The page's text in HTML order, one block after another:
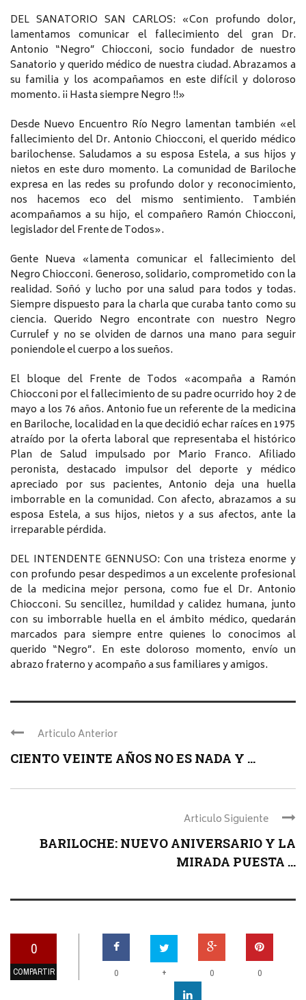
DEL SANATORIO SAN CARLOS: «Con profundo dolor,
lamentamos comunicar el fallecimiento del gran Dr.
Antonio “Negro” Chiocconi, socio fundador de nuestro
Sanatorio y querido médico de nuestra ciudad. Abrazamos a
su familia y los acompañamos en este difícil y doloroso
momento. ¡¡ Hasta siempre Negro !!»
Desde Nuevo Encuentro Río Negro lamentan también «el
fallecimiento del Dr. Antonio Chiocconi, el querido médico
barilochense. Saludamos a su esposa Estela, a sus hijos y
nietos en este duro momento. La comunidad de Bariloche
expresa en las redes su profundo dolor y reconocimiento,
nos hacemos eco del mismo sentimiento. También
acompañamos a su hijo, el compañero Ramón Chiocconi,
legislador del Frente de Todos».
Gente Nueva «lamenta comunicar el fallecimiento del
Negro Chiocconi. Generoso, solidario, comprometido con la
realidad. Soñó y lucho por una salud para todos y todas.
Siempre dispuesto para la charla que curaba tanto como su
ciencia. Querido Negro encontrate con nuestro Negro
Currulef y no se olviden de darnos una mano para seguir
poniendole el cuerpo a los sueños.
El bloque del Frente de Todos «acompaña a Ramón
Chiocconi por el fallecimiento de su padre ocurrido hoy 2 de
mayo a los 76 años. Antonio fue un referente de la medicina
en Bariloche, localidad en la que decidió echar raíces en 1975
atraído por la oferta laboral que representaba el histórico
Plan de Salud impulsado por Mario Franco. Afiliado
peronista, destacado impulsor del deporte y médico
apreciado por sus pacientes, Antonio deja una huella
imborrable en la comunidad. Con afecto, abrazamos a su
esposa Estela, a sus hijos, nietos y a sus afectos, ante la
irreparable pérdida.
DEL INTENDENTE GENNUSO: Con una tristeza enorme y
con profundo pesar despedimos a un excelente profesional
de la medicina mejor persona, como fue el Dr. Antonio
Chiocconi. Su sencillez, humildad y calidez humana, junto
con su imborrable huella en el ámbito médico, quedarán
marcados para siempre entre quienes lo conocimos al
querido “Negro”. En este doloroso momento, envío un
abrazo fraterno y acompaño a sus familiares y amigos.
Articulo Anterior
CIENTO VEINTE AÑOS NO ES NADA Y ...
Articulo Siguiente
BARILOCHE: NUEVO ANIVERSARIO Y LA
MIRADA PUESTA ...
0
COMPARTIR 0 + 0 0